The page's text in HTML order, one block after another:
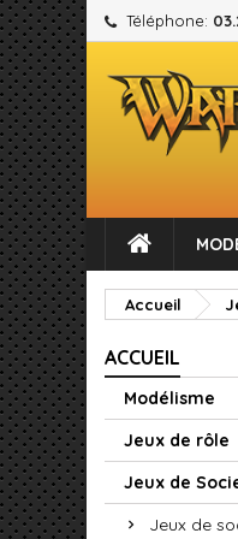
Téléphone:
Accueil
ACCUEIL
Modélisme
Jeux de rôle
Jeux de
Jeux de